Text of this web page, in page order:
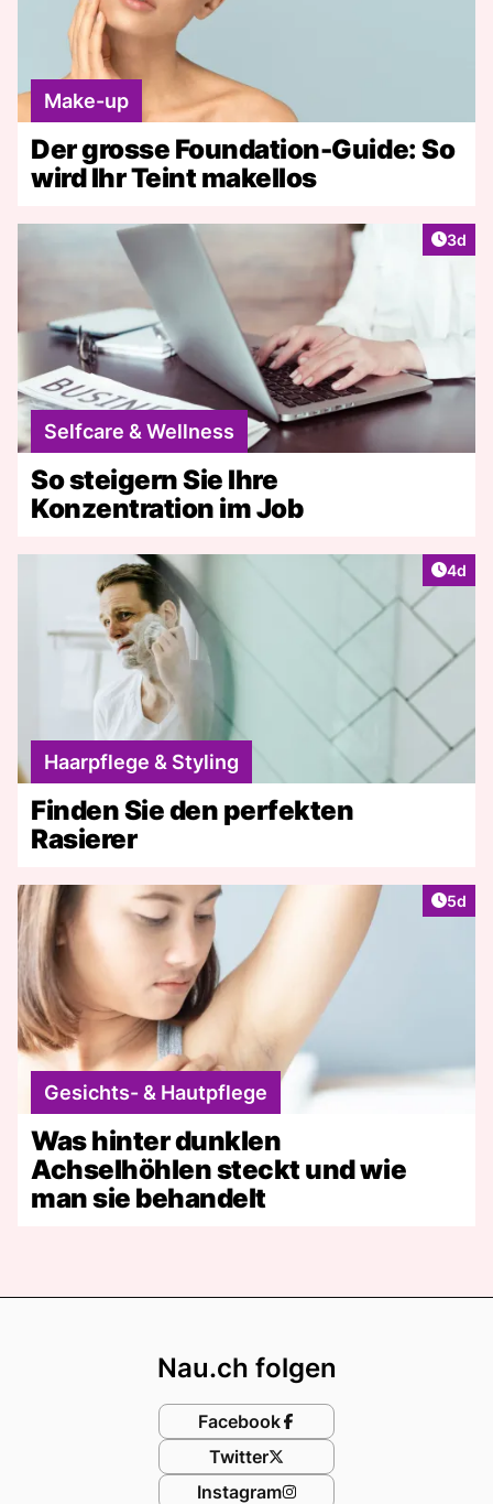
Make-up
Der grosse Foundation-Guide: So
wird Ihr Teint makellos
3d
Selfcare & Wellness
So steigern Sie Ihre
Konzentration im Job
4d
Haarpflege & Styling
Finden Sie den perfekten
Rasierer
5d
Gesichts- & Hautpflege
Was hinter dunklen
Achselhöhlen steckt und wie
man sie behandelt
Nau.ch folgen
Facebook
Twitter
Instagram